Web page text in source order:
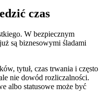
czas
W bezpiecznym
są biznesowymi śladami
tytuł, czas trwania i często
nie dowód rozliczalności.
albo statusowe może być